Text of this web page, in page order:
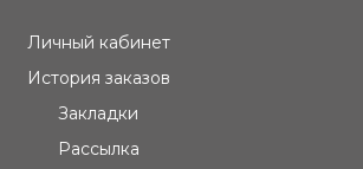
Личный кабинет
История заказов
Закладки
Рассылка